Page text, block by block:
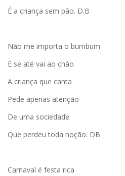
É a criança sem pão. D.B
Não me importa o bumbum
E se até vai ao chão
A criança que canta
Pede apenas atenção
De uma sociedade
Que perdeu toda noção. DB
Carnaval é festa rica